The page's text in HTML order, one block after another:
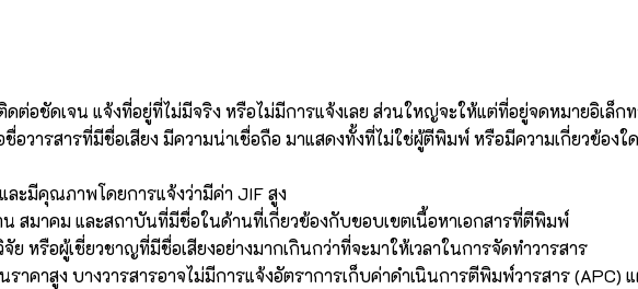
ต่อชัดเจน แจ้งที่อยู่ที่ไม่มีจริง หรือไม่มีการแจ้งเลย ส่วนใหญ่จะให้แต่ที่อยู่จดหมายอิเล็ก
อวารสารที่มีชื่อเสียง มีความน่าเชื่อถือ มาแสดงทั้งที่ไม่ใช่ผู้ตีพิมพ์ หรือมีความเกี่ยวข้อง
ละมีคุณภาพโดยการแจ้งว่ามีค่า JIF สูง
สมาคม และสถาบันที่มีชื่อในด้านที่เกี่ยวข้องกับขอบเขตเนื้อหาเอกสารที่ตีพิมพ์
หรือผู้เชี่ยวชาญที่มีชื่อเสียงอย่างมากเกินกว่าที่จะมาให้เวลาในการจัดทำวารสาร
าคาสูง บางวารสารอาจไม่มีการแจ้งอัตราการเก็บค่าดำเนินการตีพิมพ์วารสาร